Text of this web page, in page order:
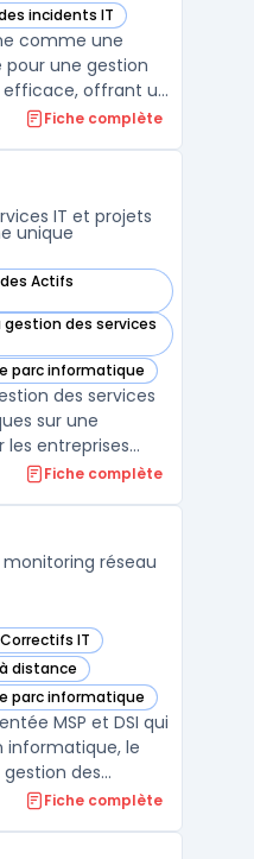
incidents IT
catégorie
comme une
une gestion
efficace, offrant un
travers divers
outil essentiel pour
Fiche complète
IT et projets
unique
Actifs
catégorie
gestion des services
catégorie
parc informatique
catégorie
des services
sur une
entreprises
cible les
conformité stricte.
Fiche complète
monitoring réseau
IT
distance
parc informatique
MSP et DSI qui
informatique, le
des
même plateforme.
Fiche complète